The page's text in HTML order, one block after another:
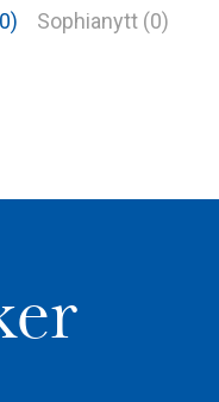
Sophianytt (0)